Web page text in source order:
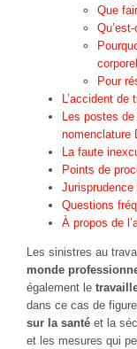
Que
Pour
L’accident
Les postes
nomenclature
La faute
Points de
Jurisprudence
Questions
À propos de
Les sinistres au
monde
également le
dans ce cas de
sur la santé et la
et les mesures qui